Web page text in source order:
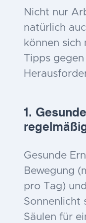
Nicht nur
natürlich
können sich
Tipps
1.
Gesunde
Bewegung
pro Tag)
Sonnenlicht
Säulen für